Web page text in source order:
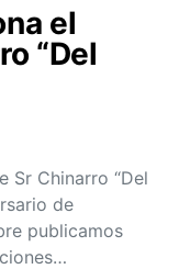
el
“Del
Sr Chinarro “Del
de
publicamos